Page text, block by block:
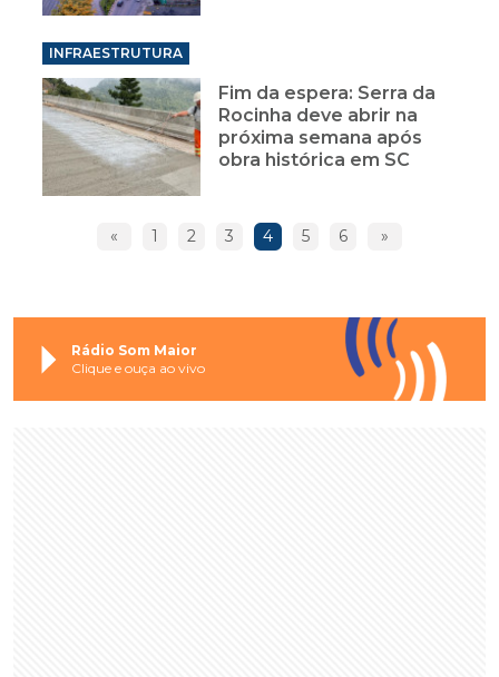
INFRAESTRUTURA
Fim da espera: Serra da
Rocinha deve abrir na
próxima semana após
obra histórica em SC
« 1 2 3 4 5 6 »
Rádio Som Maior
Clique e ouça ao vivo